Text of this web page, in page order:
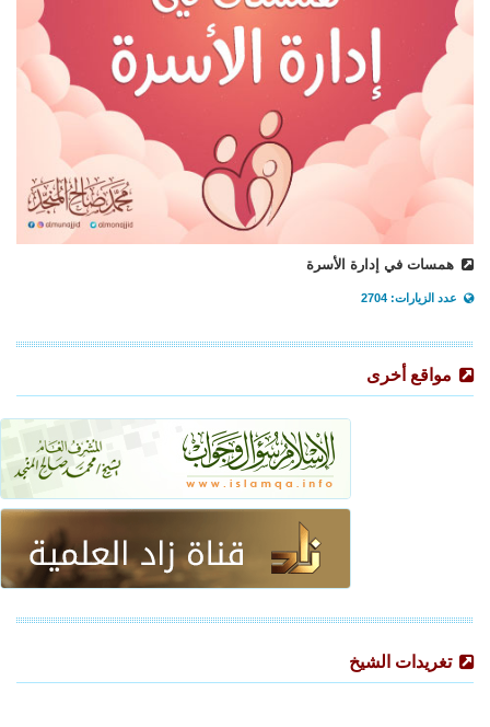
همسات في إدارة الأسرة
عدد الزيارات: 2704
مواقع أخرى
تغريدات الشيخ